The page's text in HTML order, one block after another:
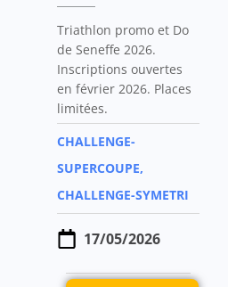
Triathlon promo et Do
de Seneffe 2026.
Inscriptions ouvertes
en février 2026. Places
limitées.
CHALLENGE-
SUPERCOUPE,
CHALLENGE-SYMETRI
17/05/2026